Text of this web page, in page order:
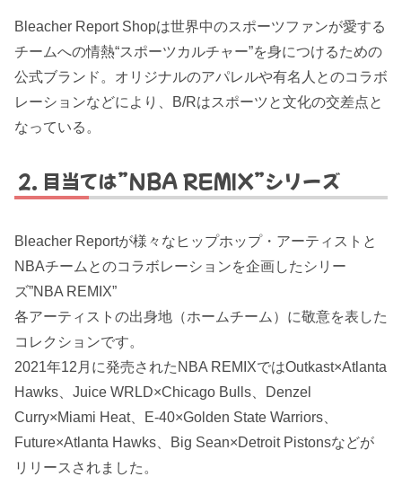
Bleacher Report Shopは世界中のスポーツファンが愛する
チームへの情熱“スポーツカルチャー”を身につけるための
公式ブランド。オリジナルのアパレルや有名人とのコラボ
レーションなどにより、B/Rはスポーツと文化の交差点と
なっている。
目当ては”NBA REMIX”シリーズ
Bleacher Reportが様々なヒップホップ・アーティストと
NBAチームとのコラボレーションを企画したシリー
ズ”NBA REMIX”
各アーティストの出身地（ホームチーム）に敬意を表した
コレクションです。
2021年12月に発売されたNBA REMIXではOutkast×Atlanta
Hawks、Juice WRLD×Chicago Bulls、Denzel
Curry×Miami Heat、E-40×Golden State Warriors、
Future×Atlanta Hawks、Big Sean×Detroit Pistonsなどが
リリースされました。